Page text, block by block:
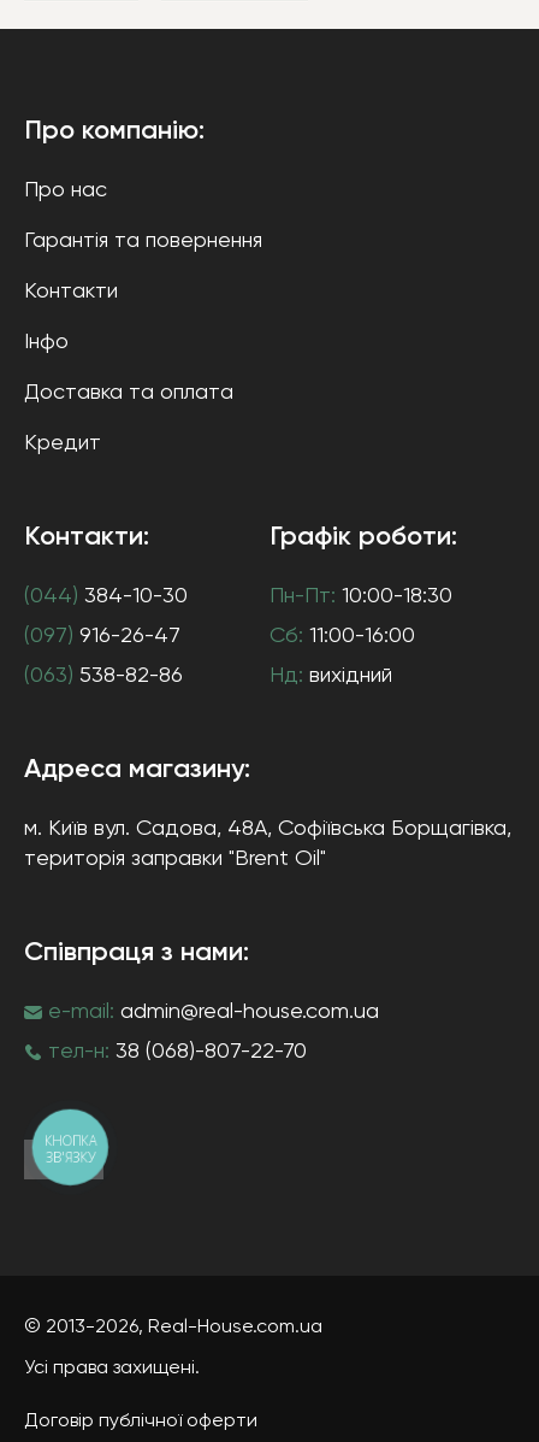
Про компанію:
Про нас
Гарантія та повернення
Контакти
Інфо
Доставка та оплата
Кредит
Контакти:
(044) 384-10-30
(097) 916-26-47
(063) 538-82-86
Графік роботи:
Пн-Пт: 10:00-18:30
Сб: 11:00-16:00
Нд: вихідний
Адреса магазину:
м. Київ вул. Садова, 48А, Софіївська Борщагівка,
територія заправки "Brent Oil"
Співпраця з нами:
e-mail: admin@real-house.com.ua
тел-н: 38 (068)-807-22-70
© 2013-2026, Real-House.com.ua
Усі права захищені.
Договір публічної оферти
КНОПКА
ЗВ'ЯЗКУ